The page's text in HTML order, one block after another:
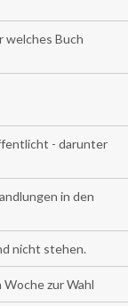
welches Buch
- darunter
in den
nicht stehen.
zur Wahl